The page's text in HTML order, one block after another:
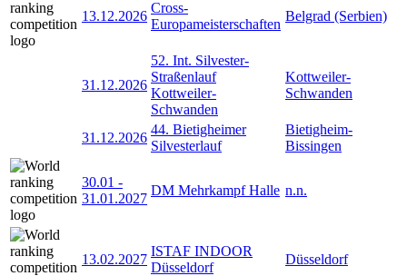
13.12.2026
Cross-
Europameisterschaften
Belgrad (Serbien)
31.12.2026
52. Int. Silvester-
Straßenlauf
Kottweiler-
Schwanden
Kottweiler-
Schwanden
31.12.2026
44. Bietigheimer
Silvesterlauf
Bietigheim-
Bissingen
30.01 -
31.01.2027
DM Mehrkampf Halle n.n.
13.02.2027
ISTAF INDOOR
Düsseldorf
Düsseldorf